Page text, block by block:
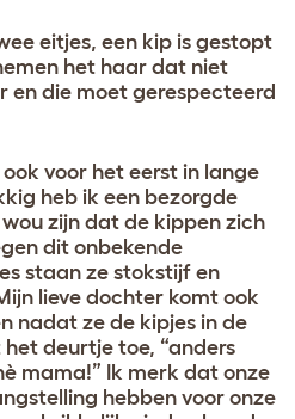
eitjes, een kip is gestopt
het haar dat niet
en die moet gerespecteerd
voor het eerst in lange
heb ik een bezorgde
zijn dat de kippen zich
dit onbekende
staan ze stokstijf en
lieve dochter komt ook
nadat ze de kipjes in de
deurtje toe, “anders
mama!” Ik merk dat onze
hebben voor onze